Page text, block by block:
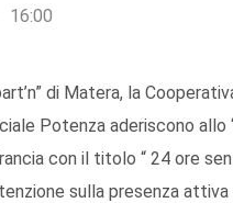
16:00
di Matera, la
Potenza aderiscono
con il titolo “ 24 ore
sulla presenza